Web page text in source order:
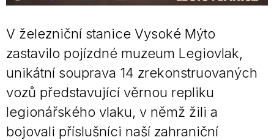
V železniční stanice Vysoké Mýto
zastavilo pojízdné muzeum Legiovlak,
unikátní souprava 14 zrekonstruovaných
vozů představující věrnou repliku
legionářského vlaku, v němž žili a
bojovali příslušníci naší zahraniční